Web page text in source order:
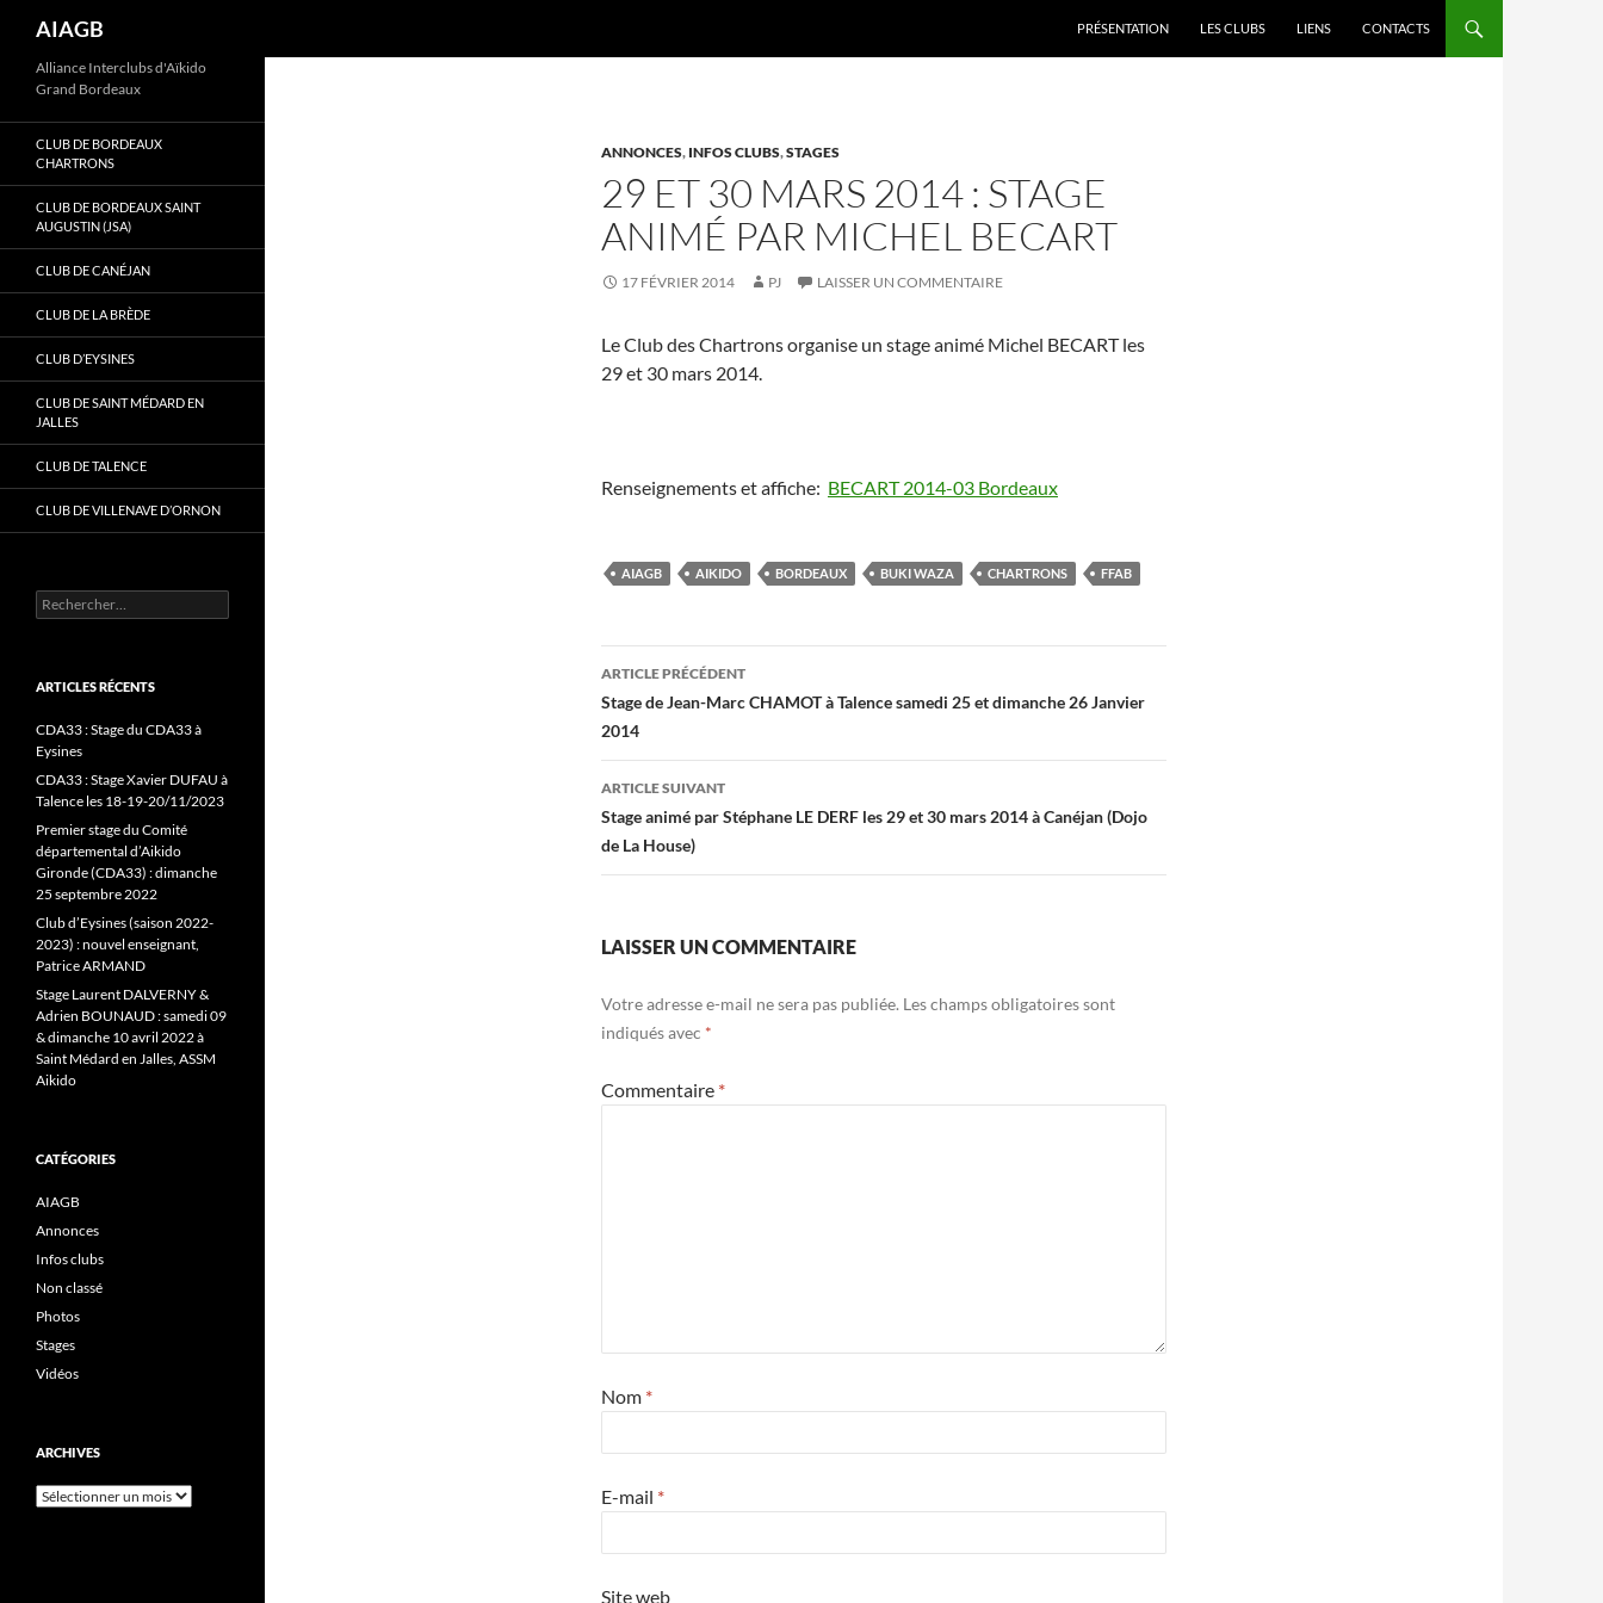
Aller
contenu
AIAGB PRÉSENTATION LES CLUBS LIENS CONTACTS
ANNONCES, INFOS CLUBS,STAGES
29 ET 30 MARS 2014 : STAGE
ANIMÉ PAR MICHEL BECART
17 FÉVRIER 2014 PJ LAISSER UN COMMENTAIRE
Le Club des Chartrons organise un stage animé Michel BECART les
29 et 30 mars 2014.
Renseignements et affiche: BECART 2014-03 Bordeaux
AIAGB AIKIDO BORDEAUX BUKI WAZA CHARTRONS FFAB
Navigation
des
articles
ARTICLE PRÉCÉDENT
Stage de Jean-Marc CHAMOT à Talence samedi 25 et dimanche 26 Janvier
2014
ARTICLE SUIVANT
Stage animé par Stéphane LE DERF les 29 et 30 mars 2014 à Canéjan (Dojo
de La House)
LAISSER UN COMMENTAIRE
Votre adresse e-mail ne sera pas publiée. Les champs obligatoires sont
indiqués avec *
Commentaire *
Nom *
E-mail *
Site web
Alliance Interclubs d'Aïkido
Grand Bordeaux
CLUB DE BORDEAUX
CHARTRONS
CLUB DE BORDEAUX SAINT
AUGUSTIN (JSA)
CLUB DE CANÉJAN
CLUB DE LA BRÈDE
CLUB D’EYSINES
CLUB DE SAINT MÉDARD EN
JALLES
CLUB DE TALENCE
CLUB DE VILLENAVE D’ORNON
Rechercher :
ARTICLES RÉCENTS
CDA33 : Stage du CDA33 à
Eysines
CDA33 : Stage Xavier DUFAU à
Talence les 18-19-20/11/2023
Premier stage du Comité
départemental d’Aikido
Gironde (CDA33) : dimanche
25 septembre 2022
Club d’Eysines (saison 2022-
2023) : nouvel enseignant,
Patrice ARMAND
Stage Laurent DALVERNY &
Adrien BOUNAUD : samedi 09
& dimanche 10 avril 2022 à
Saint Médard en Jalles, ASSM
Aikido
CATÉGORIES
AIAGB
Annonces
Infos clubs
Non classé
Photos
Stages
Vidéos
ARCHIVES
Archives